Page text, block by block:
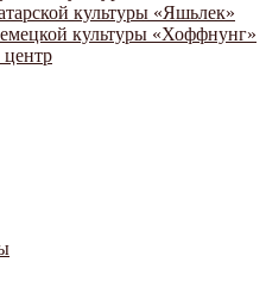
культуры «Яшьлек»
культуры «Хоффнунг»
центр